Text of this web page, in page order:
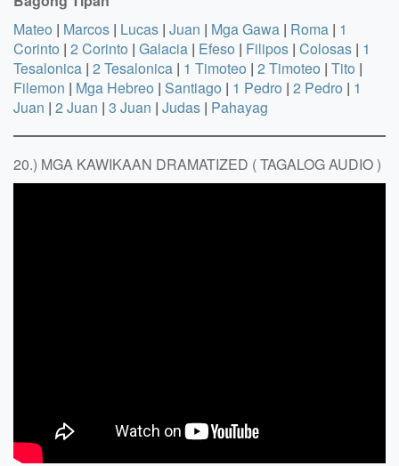
Mateo | Marcos | Lucas | Juan | Mga Gawa | Roma | 1
Corinto | 2 Corinto | Galacia | Efeso | Filipos | Colosas | 1
Tesalonica | 2 Tesalonica | 1 Timoteo | 2 Timoteo | Tito |
Filemon | Mga Hebreo | Santiago | 1 Pedro | 2 Pedro | 1
Juan | 2 Juan | 3 Juan | Judas | Pahayag
20.) MGA KAWIKAAN DRAMATIZED ( TAGALOG AUDIO )